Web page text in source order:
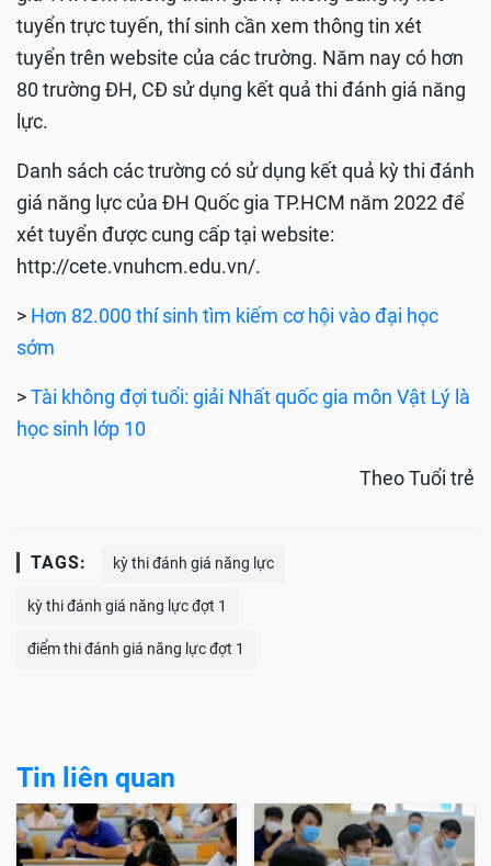
tuyển trực tuyến, thí sinh cần xem thông tin xét
tuyển trên website của các trường. Năm nay có hơn
80 trường ĐH, CĐ sử dụng kết quả thi đánh giá năng
lực.
Danh sách các trường có sử dụng kết quả kỳ thi đánh
giá năng lực của ĐH Quốc gia TP.HCM năm 2022 để
xét tuyển được cung cấp tại website:
http://cete.vnuhcm.edu.vn/.
> Hơn 82.000 thí sinh tìm kiếm cơ hội vào đại học
sớm
>Tài không đợi tuổi: giải Nhất quốc gia môn Vật Lý là
học sinh lớp 10
Theo Tuổi trẻ
TAGS: kỳ thi đánh giá năng lực
kỳ thi đánh giá năng lực đợt 1
điểm thi đánh giá năng lực đợt 1
Tin liên quan